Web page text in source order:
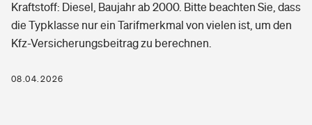
Arbeitsrechtsschutz
Berufshaftpflichtversicherung
Zur Übersicht
Elementarversicherung
Pri­vate Haft­pflicht­
Gesundheit
Private Krankenversicherung
Kraftstoff: Diesel, Baujahr ab 2000. Bitte beachten Sie, dass
die Typklasse nur ein Tarifmerkmal von vielen ist, um den
Kfz-Versicherungsbeitrag zu berechnen.
08.04.2026